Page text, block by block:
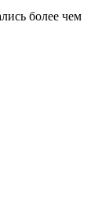
более чем